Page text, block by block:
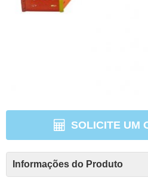
SOLICITE UM
Informações do Produto